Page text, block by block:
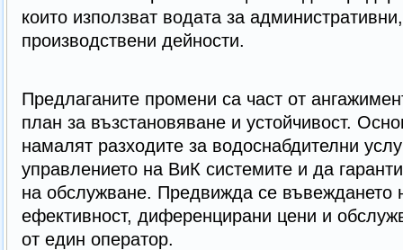
които използват водата за
производствени дейности.
Предлаганите промени са част от
план за възстановяване и устойчивост.
намалят разходите за водоснабдителни
управлението на ВиК системите и да
на обслужване. Предвижда се въвеждането
ефективност, диференцирани цени и
от един оператор.